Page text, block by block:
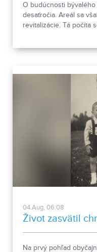
O budúcnosti
desaťročia. Areál sa
revitalizácie. Tá počíta
04.Aug, 06:08
Život zasvätil
Na prvý pohľad